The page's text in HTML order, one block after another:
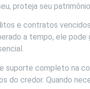
proteja seu
e contratos
a tempo, ele
suporte completo na
do credor. Quando